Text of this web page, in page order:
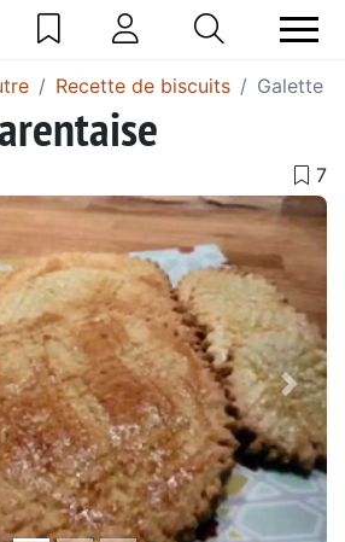
Recette de biscuits Galette